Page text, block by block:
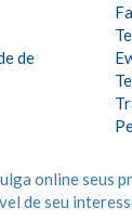
de
online seus
de seu